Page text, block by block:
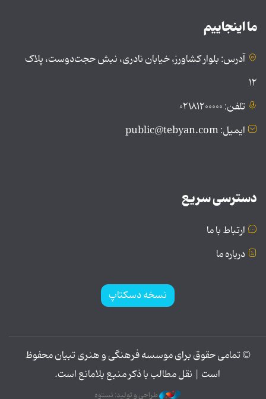
ما اینجاییم
آدرس: بلوار کشاورز، خیابان نادری، نبش حجت‌دوست، پلاک
۱۲
تلفن: ۰۲۱۸۱۲۰۰۰۰۰
ایمیل: public@tebyan.com
دسترسی سریع
ارتباط با ما
درباره ما
نسخه دسکتاپ
© تمامی حقوق برای موسسه فرهنگی و هنری تبیان محفوظ
است | نقل مطالب با ذکر منبع بلامانع است.
طراحی و تولید: نستوه